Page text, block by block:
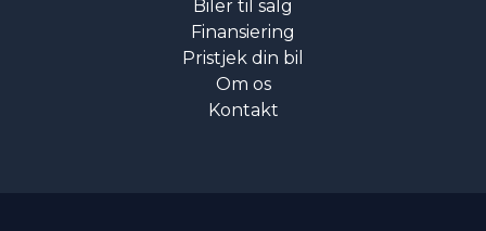
Biler til salg
Finansiering
Pristjek din bil
Om os
Kontakt